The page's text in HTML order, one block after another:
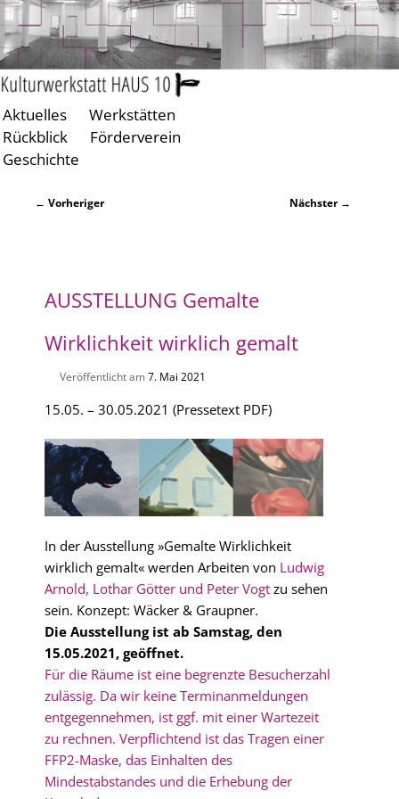
Zum
primären
Inhalt
Zum
sekundären
Inhalt
Aktuelles
Werkstätten
Rückblick
Förderverein
Geschichte
Beitragsnavigation
← Vorheriger Nächster →
AUSSTELLUNG Gemalte
Wirklichkeit wirklich gemalt
Veröffentlicht am 7. Mai 2021
15.05. – 30.05.2021 (Pressetext PDF)
In der Ausstellung »Gemalte Wirklichkeit
wirklich gemalt« werden Arbeiten von Ludwig
Arnold, Lothar Götter und Peter Vogtzu sehen
sein. Konzept: Wäcker & Graupner.
Die Ausstellung ist ab Samstag, den
15.05.2021, geöffnet.
Für die Räume ist eine begrenzte Besucherzahl
zulässig. Da wir keine Terminanmeldungen
entgegennehmen, ist ggf. mit einer Wartezeit
zu rechnen. Verpflichtend ist das Tragen einer
FFP2-Maske, das Einhalten des
Mindestabstandes und die Erhebung der